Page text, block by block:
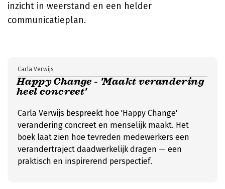
inzicht in weerstand en een helder
communicatieplan.
Happy Change - 'Maakt verandering
heel concreet'
Carla Verwijs
Carla Verwijs bespreekt hoe 'Happy Change'
verandering concreet en menselijk maakt. Het
boek laat zien hoe tevreden medewerkers een
verandertraject daadwerkelijk dragen — een
praktisch en inspirerend perspectief.